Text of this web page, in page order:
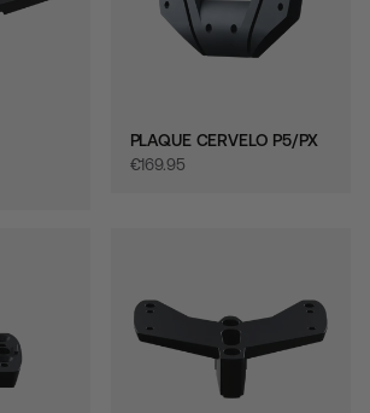
PLAQUE CERVELO P5/PX
€‎169.95